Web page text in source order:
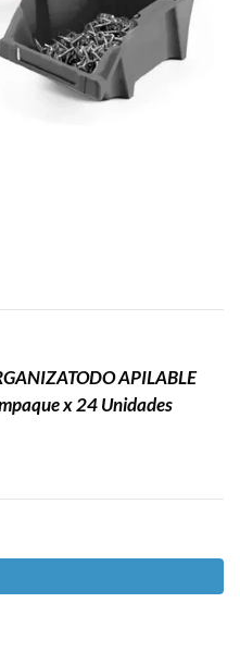
APILABLE
x 24 Unidades